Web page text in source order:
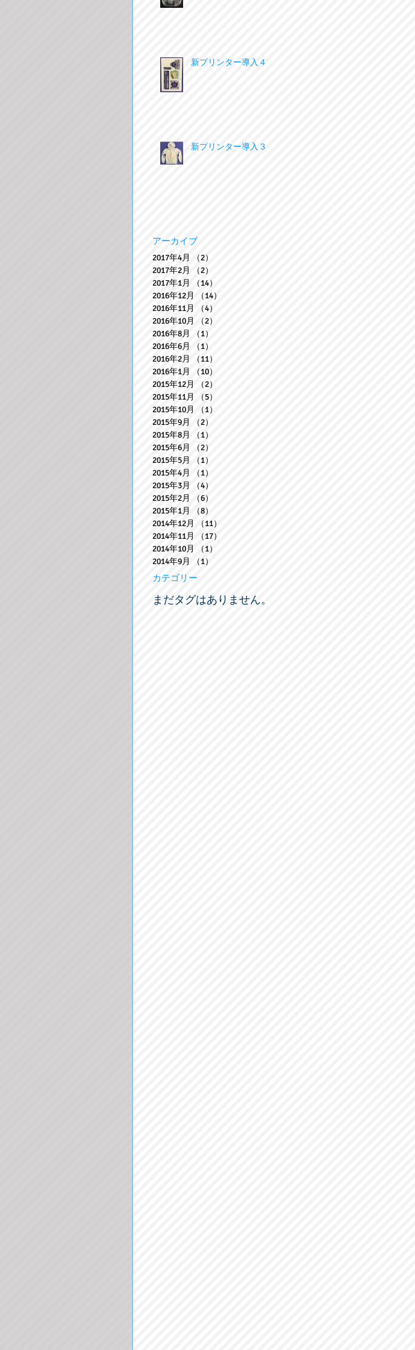
新プリンター導入４
新プリンター導入３
アーカイブ
2017年4月 （2）
2017年2月
（2）
2017年1月
（14）
2016年12月
（14）
2016年11月
（4）
2016年10月
（2）
2016年8月
（1）
2016年6月
（1）
2016年2月
（11）
2016年1月
（10）
2015年12月
（2）
2015年11月
（5）
2015年10月
（1）
2015年9月
（2）
2015年8月
（1）
2015年6月
（2）
2015年5月
（1）
2015年4月
（1）
2015年3月
（4）
2015年2月
（6）
2015年1月
（8）
2014年12月
（11）
2014年11月
（17）
2014年10月
（1）
2014年9月
（1）
カテゴリー
まだタグはありません。